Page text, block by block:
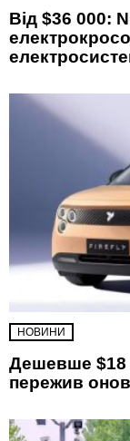
Від $36 000:
НОВИНИ
Дешевше $18
пережив